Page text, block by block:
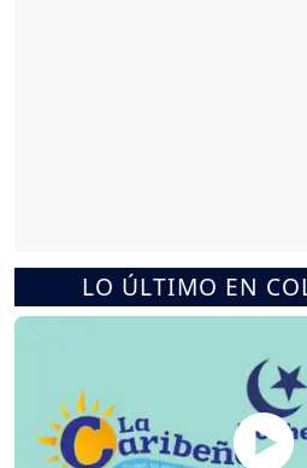
LO ÚLTIMO EN